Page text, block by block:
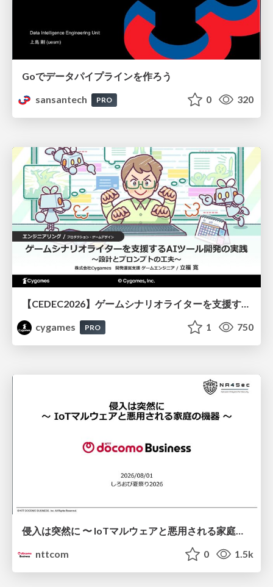
Goでデータパイプラインを作ろう
sansantech
PRO 0 320
cygames
PRO 1 750
侵入は突然に 〜 IoTマルウェアと悪用される家庭の機器 ～ / When Intrusion Strikes: IoT Malware and the Abuse of Home Devices
nttcom
0 1.5k